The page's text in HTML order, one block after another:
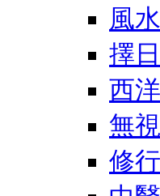
風
擇
西
無
修